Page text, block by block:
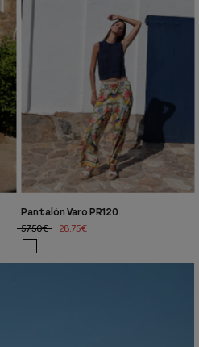
Pantalón Varo PR120
57,50€
28,75€